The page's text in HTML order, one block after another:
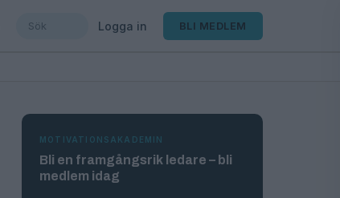
Logga in BLI MEDLEM
MOTIVATIONSAKADEMIN
Bli en framgångsrik ledare – bli
medlem idag